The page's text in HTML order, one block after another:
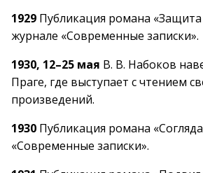
1929 Публикация романа
журнале «Современные записки».
1930, 12–25 мая В. В. Набоков
Праге, где выступает с чтением
произведений.
1930 Публикация романа
«Современные записки».